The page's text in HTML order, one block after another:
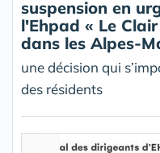
suspension en
l'Ehpad « Le
dans les Alpes-
une décision qui
des résidents